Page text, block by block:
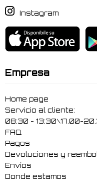
Instagram
Empresa
Home page
Servicio al cliente:
08:30 - 13:30\17.00-
FAQ
Pagos
Devoluciones y
Envíos
Donde estamos